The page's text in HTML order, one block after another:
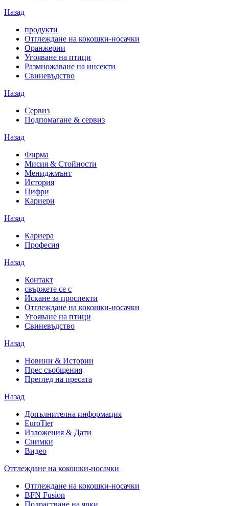
Назад
продукти
Отглеждане на кокошки-носачки
Оранжерии
Угояване на птици
Размножаване на инсекти
Свиневъдство
Назад
Сервиз
Подпомагане & сервиз
Назад
Фирма
Мисия & Стойности
Мениджмънт
История
Цифри
Кариери
Назад
Кариера
Професия
Назад
Контакт
свържете се с
Искане за проспекти
Отглеждане на кокошки-носачки
Угояване на птици
Свиневъдство
Назад
Новини & Истории
Прес съобщения
Преглед на пресата
Назад
Допълнителна информация
EuroTier
Изложения & Дати
Снимки
Видео
Отглеждане на кокошки-носачки
Отглеждане на кокошки-носачки
BFN Fusion